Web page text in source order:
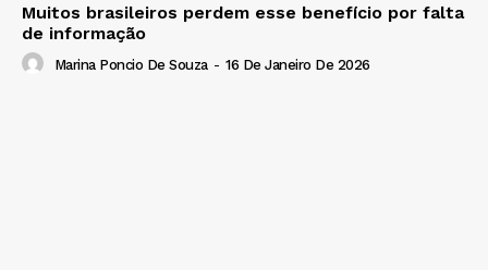
Muitos brasileiros perdem esse benefício por falta
de informação
Marina Poncio De Souza - 16 De Janeiro De 2026